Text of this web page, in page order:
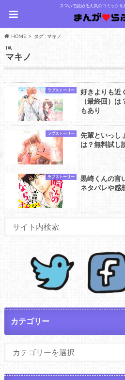
スマホで読める人気のコミックを
HOME タグ : マキノ
TAG
マキノ
ラブストーリー
好きよりも近
（最終回）
もあり
ラブストーリー
先輩といっし
は？無料試し
ラブストーリー
黒崎くんの言
ネタバレや感
カテゴリー